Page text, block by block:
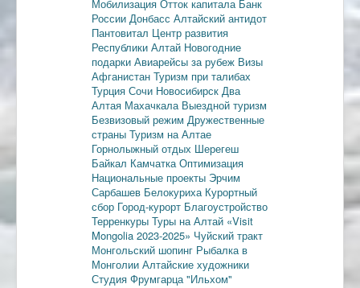
Мобилизация Отток капитала Банк
России Донбасс Алтайский антидот
Пантовитал Центр развития
Республики Алтай Новогодние
подарки Авиарейсы за рубеж Визы
Афганистан Туризм при талибах
Турция Сочи Новосибирск Два
Алтая Махачкала Выездной туризм
Безвизовый режим Дружественные
страны Туризм на Алтае
Горнолыжный отдых Шерегеш
Байкал Камчатка Оптимизация
Национальные проекты Эрчим
Сарбашев Белокуриха Курортный
сбор Город-курорт Благоустройство
Терренкуры Туры на Алтай «Visit
Mongolia 2023-2025» Чуйский тракт
Монгольский шопинг Рыбалка в
Монголии Алтайские художники
Студия Фрумгарца "Ильхом"